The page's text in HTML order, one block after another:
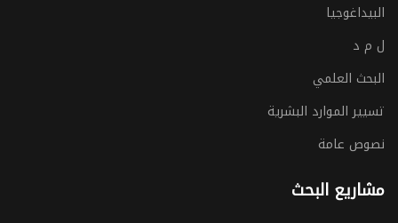
البيداغوجيا
ل م د
البحث العلمي
تسيير الموارد البشرية
نصوص عامة
مشاريع البحث